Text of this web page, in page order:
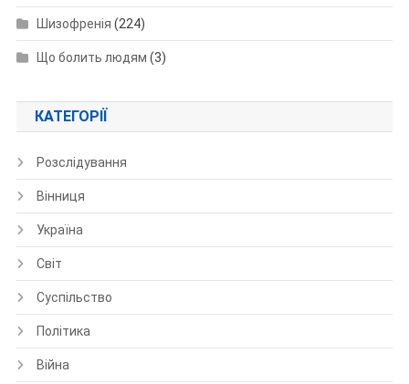
Шизофренія (224)
Що болить людям (3)
КАТЕГОРІЇ
Розслідування
Вінниця
Україна
Світ
Суспільство
Політика
Війна